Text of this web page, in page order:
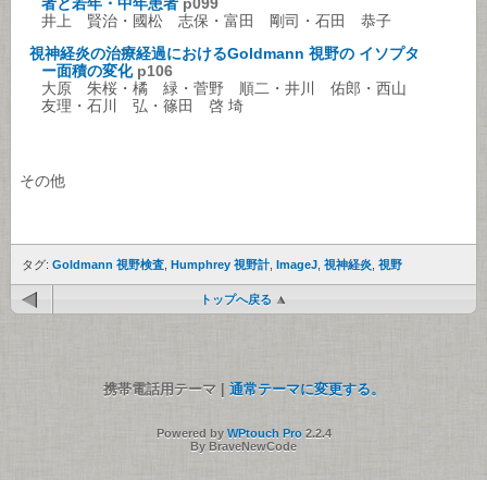
井上 賢治・國松 志保・富田 剛司・石田 恭子
視神経炎の治療経過におけるGoldmann 視野の イソプタ
ー面積の変化 p106
大原 朱桜・橘 緑・菅野 順二・井川 佑郎・西山
友理・石川 弘・篠田 啓 埼
その他
タグ: Goldmann 視野検査 Humphrey 視野計 ImageJ 視神経炎 視野
トップへ戻る
携帯電話用テーマ | 通常テーマに変更する。
Powered by WPtouch Pro2.2.4
By BraveNewCode